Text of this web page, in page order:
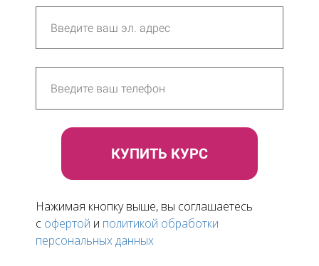
КУПИТЬ КУРС
Нажимая кнопку выше, вы соглашаетесь
c офертой и политикой обработки
персональных данных